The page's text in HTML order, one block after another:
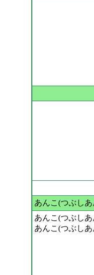
あんこ(つぶし
あんこ(つぶし
あんこ(つぶし